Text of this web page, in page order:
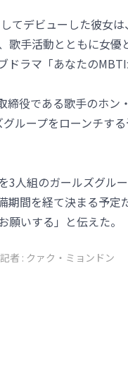
てデビューした彼女
歌手活動とともに女
ドラマ「あなたの
締役である歌手のホン
ループをローンチす
3人組のガールズグル
期間を経て決まる予
いする」と伝えた。
記者 : クァク・ミョンドン